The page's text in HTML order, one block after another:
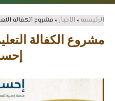
الرئيسية » الأخبار » مشروع الكفالة
مشروع الكفالة